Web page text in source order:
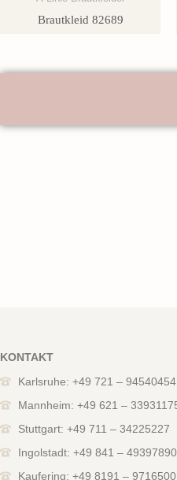
Brautkleid 82689
KONTAKT
Karlsruhe: +49 721 – 94540454
Mannheim: +49 621 –
Stuttgart: +49 711 – 34225227
Ingolstadt: +49 841 – 49397890
Kaufering: +49 8191 – 9716500